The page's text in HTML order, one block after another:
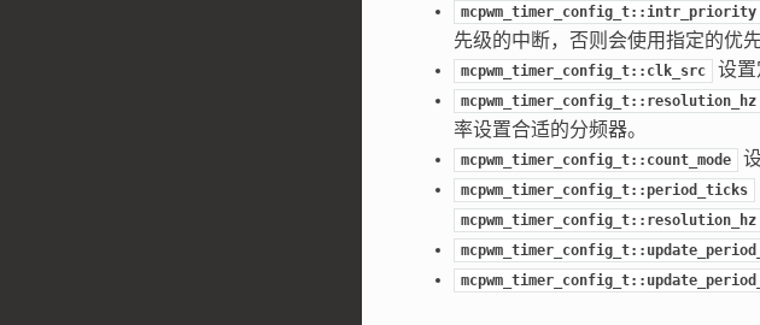
mcpwm_timer_config_t::intr_priority
先级的中断，否则会使用指定的优先
mcpwm_timer_config_t::clk_src 设置
mcpwm_timer_config_t::resolution_hz
率设置合适的分频器。
mcpwm_timer_config_t::count_mode
mcpwm_timer_config_t::period_ticks
mcpwm_timer_config_t::resolution_hz